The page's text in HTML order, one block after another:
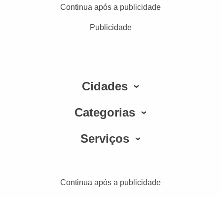
Continua após a publicidade
Publicidade
Cidades
Categorias
Serviços
Continua após a publicidade